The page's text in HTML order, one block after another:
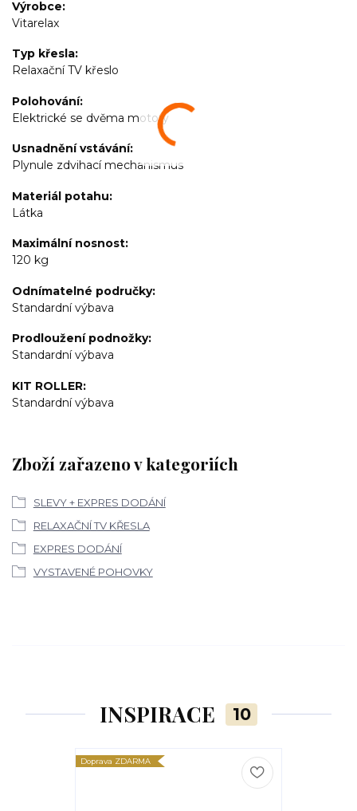
Výrobce
Vitarelax
Typ křesla
Relaxační TV křeslo
Polohování
Elektrické se dvěma motory
Usnadnění vstávání
Plynule zdvihací mechanismus
Materiál potahu
Látka
Maximální nosnost
120 kg
Odnímatelné područky
Standardní výbava
Prodloužení podnožky
Standardní výbava
KIT ROLLER
Standardní výbava
Zboží zařazeno v kategoriích
SLEVY + EXPRES DODÁNÍ
RELAXAČNÍ TV KŘESLA
EXPRES DODÁNÍ
VYSTAVENÉ POHOVKY
INSPIRACE 10
Doprava ZDARMA